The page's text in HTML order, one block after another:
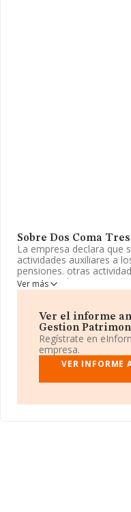
Sobre Dos Coma
La empresa declara que
actividades auxiliares a
pensiones. otras
empresarial; 6810/
Mercantil como
Ha tenido el mismo
a disposición de
la media de sector.
La sociedad española
con NIF B67295519,
Ver más
Ver el informe
Gestion
Regístrate en
empresa.
VER INFORME